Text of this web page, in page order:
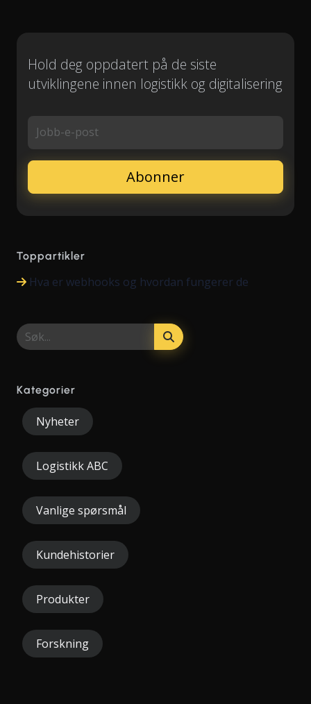
Hold deg oppdatert på de siste
utviklingene innen logistikk og digitalisering
Jobb-e-post
Toppartikler
Hva er webhooks og hvordan fungerer de
Kategorier
Nyheter
Logistikk ABC
Vanlige spørsmål
Kundehistorier
Produkter
Forskning